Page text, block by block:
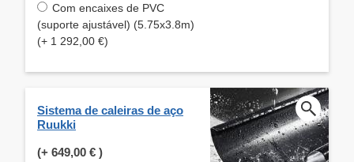
Com encaixes de PVC
(suporte ajustável) (5.75x3.8m)
(+ 1 292,00 €)
Sistema de caleiras de aço
Ruukki
(+ 649,00 € )